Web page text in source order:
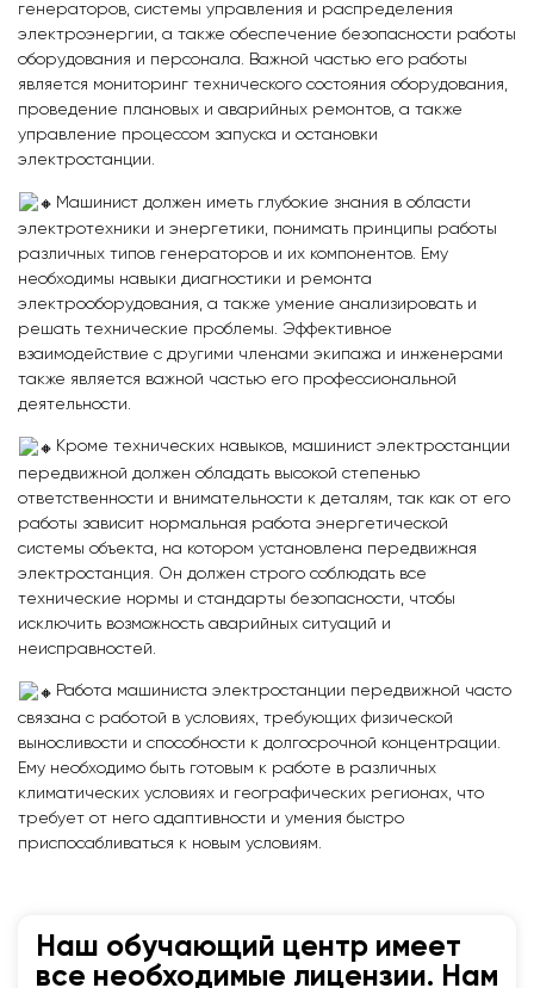
генераторов, системы управления и распределения
электроэнергии, а также обеспечение безопасности работы
оборудования и персонала. Важной частью его работы
является мониторинг технического состояния оборудования,
проведение плановых и аварийных ремонтов, а также
управление процессом запуска и остановки
электростанции.
Машинист должен иметь глубокие знания в области
электротехники и энергетики, понимать принципы работы
различных типов генераторов и их компонентов. Ему
необходимы навыки диагностики и ремонта
электрооборудования, а также умение анализировать и
решать технические проблемы. Эффективное
взаимодействие с другими членами экипажа и инженерами
также является важной частью его профессиональной
деятельности.
Кроме технических навыков, машинист электростанции
передвижной должен обладать высокой степенью
ответственности и внимательности к деталям, так как от его
работы зависит нормальная работа энергетической
системы объекта, на котором установлена передвижная
электростанция. Он должен строго соблюдать все
технические нормы и стандарты безопасности, чтобы
исключить возможность аварийных ситуаций и
неисправностей.
Работа машиниста электростанции передвижной часто
связана с работой в условиях, требующих физической
выносливости и способности к долгосрочной концентрации.
Ему необходимо быть готовым к работе в различных
климатических условиях и географических регионах, что
требует от него адаптивности и умения быстро
приспосабливаться к новым условиям.
Наш обучающий центр имеет
все необходимые лицензии. Нам